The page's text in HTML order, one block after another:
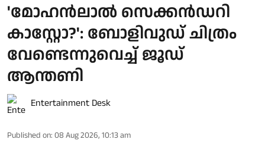
'മോഹൻലാൽ സെക്കൻഡറി
കാസ്റ്റോ?': ബോളിവുഡ് ചിത്രം
വേണ്ടെന്നുവെച്ച് ജൂഡ്
ആന്തണി
Entertainment Desk
Published on: 08 Aug 2026, 10:13 am